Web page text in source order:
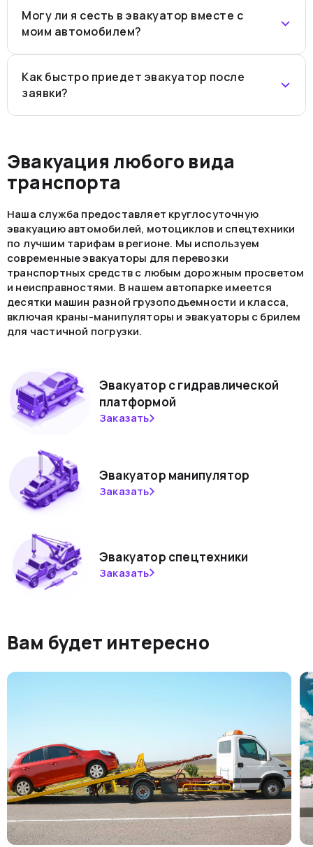
Могу ли я сесть в эвакуатор вместе с
моим автомобилем?
Как быстро приедет эвакуатор после
заявки?
Эвакуация любого вида
транспорта
Наша служба предоставляет круглосуточную
эвакуацию автомобилей, мотоциклов и спецтехники
по лучшим тарифам в регионе. Мы используем
современные эвакуаторы для перевозки
транспортных средств с любым дорожным просветом
и неисправностями. В нашем автопарке имеется
десятки машин разной грузоподъемности и класса,
включая краны-манипуляторы и эвакуаторы с брилем
для частичной погрузки.
Эвакуатор с гидравлической
платформой
Заказать
Эвакуатор манипулятор
Заказать
Эвакуатор спецтехники
Заказать
Вам будет интересно